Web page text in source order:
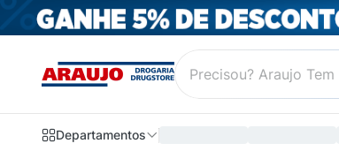
Departamentos